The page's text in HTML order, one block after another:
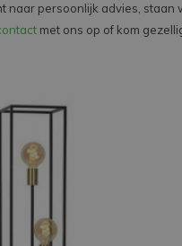
naar persoonlijk advies, staan
met ons op of kom